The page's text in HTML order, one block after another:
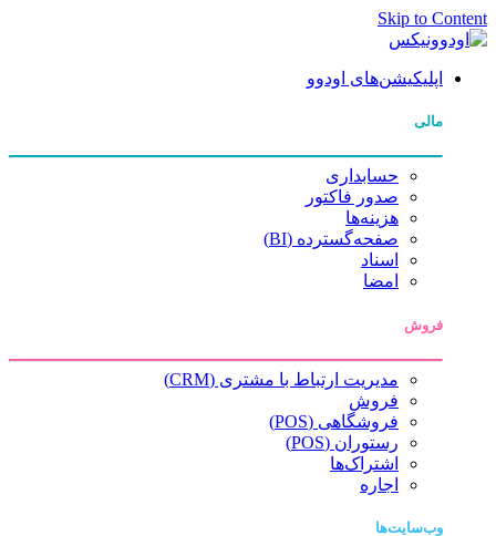
Skip to Content
اپلیکیشن‌های اودوو
مالی
حسابداری
صدور فاکتور
هزینه‌ها
صفحه‌گسترده (BI)
اسناد
امضا
فروش
مدیریت ارتباط با مشتری (CRM)
فروش
فروشگاهی (POS)
رستوران (POS)
اشتراک‌ها
اجاره
وب‌سایت‌ها